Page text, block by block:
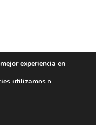
experiencia en
utilizamos o